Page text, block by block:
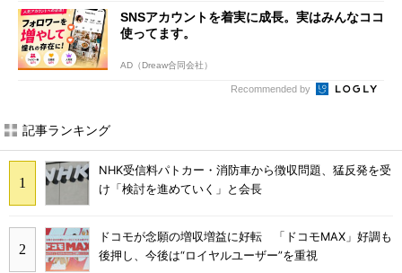
SNSアカウントを着実に成長。実はみんなココ
使ってます。
AD（Dreaw合同会社）
Recommended by
記事ランキング
NHK受信料パトカー・消防車から徴収問題、猛反発を受
け「検討を進めていく」と会長
ドコモが念願の増収増益に好転 「ドコモMAX」好調も
後押し、今後は“ロイヤルユーザー”を重視